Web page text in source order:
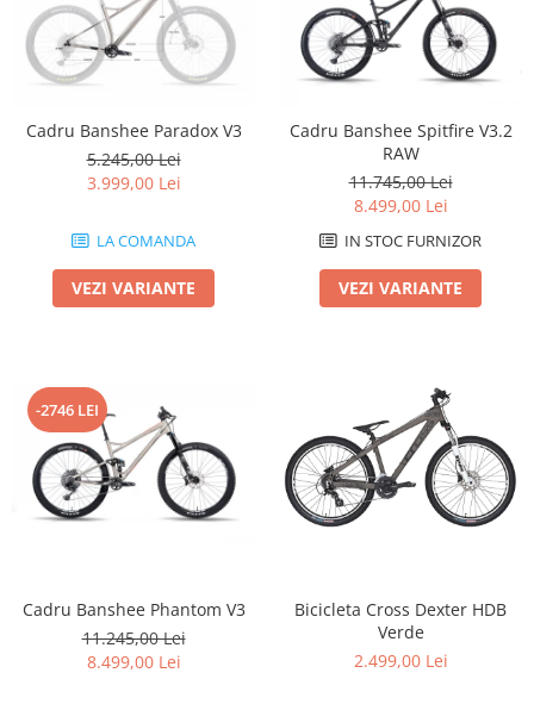
Cadru Banshee Paradox V3
5.245,00 Lei
3.999,00 Lei
LA COMANDA
VEZI VARIANTE
Cadru Banshee Spitfire V3.2
RAW
11.745,00 Lei
8.499,00 Lei
IN STOC FURNIZOR
VEZI VARIANTE
-2746 LEI
Cadru Banshee Phantom V3
11.245,00 Lei
8.499,00 Lei
Bicicleta Cross Dexter HDB
Verde
2.499,00 Lei